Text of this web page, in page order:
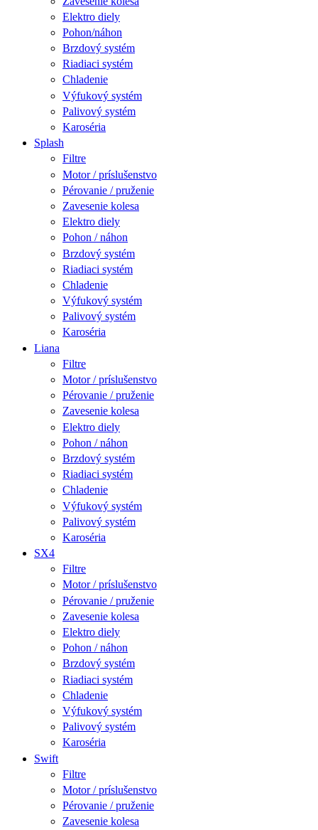
Elektro diely
Pohon/náhon
Brzdový systém
Riadiaci systém
Chladenie
Výfukový systém
Palivový systém
Karoséria
Splash
Filtre
Motor / príslušenstvo
Pérovanie / pruženie
Zavesenie kolesa
Elektro diely
Pohon / náhon
Brzdový systém
Riadiaci systém
Chladenie
Výfukový systém
Palivový systém
Karoséria
Liana
Filtre
Motor / príslušenstvo
Pérovanie / pruženie
Zavesenie kolesa
Elektro diely
Pohon / náhon
Brzdový systém
Riadiaci systém
Chladenie
Výfukový systém
Palivový systém
Karoséria
SX4
Filtre
Motor / príslušenstvo
Pérovanie / pruženie
Zavesenie kolesa
Elektro diely
Pohon / náhon
Brzdový systém
Riadiaci systém
Chladenie
Výfukový systém
Palivový systém
Karoséria
Swift
Filtre
Motor / príslušenstvo
Pérovanie / pruženie
Zavesenie kolesa